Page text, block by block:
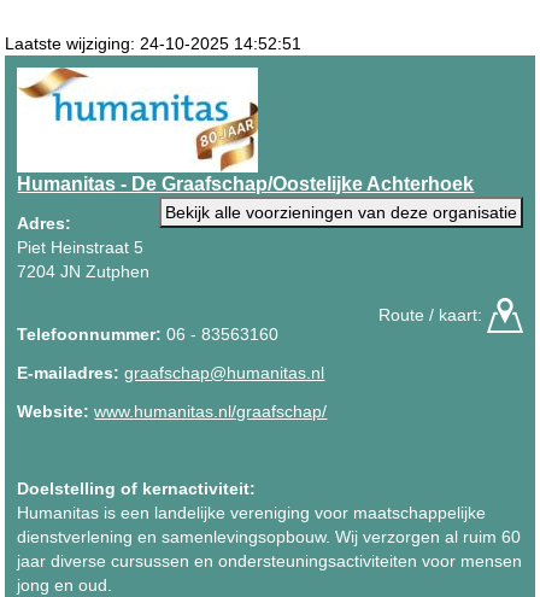
Laatste wijziging: 24-10-2025 14:52:51
Humanitas - De Graafschap/Oostelijke Achterhoek
Bekijk alle voorzieningen van deze organisatie
Adres:
Piet Heinstraat 5
7204 JN Zutphen
Route / kaart:
Telefoonnummer: 06 - 83563160
E-mailadres: graafschap@humanitas.nl
Website: www.humanitas.nl/graafschap/
Doelstelling of kernactiviteit:
Humanitas is een landelijke vereniging voor maatschappelijke
dienstverlening en samenlevingsopbouw. Wij verzorgen al ruim 60
jaar diverse cursussen en ondersteuningsactiviteiten voor mensen
jong en oud.